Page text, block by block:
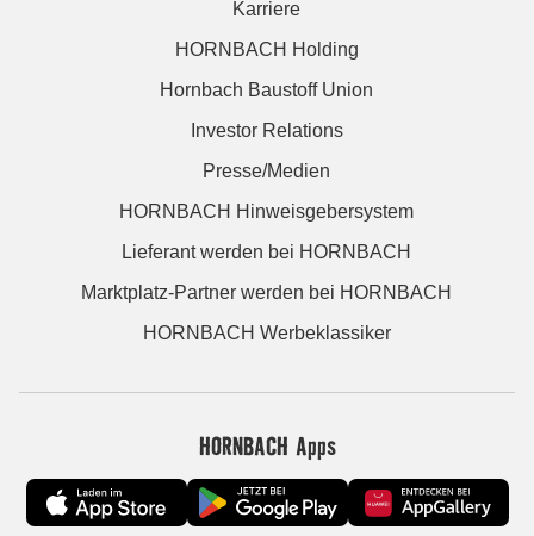
Karriere
HORNBACH Holding
Hornbach Baustoff Union
Investor Relations
Presse/Medien
HORNBACH Hinweisgebersystem
Lieferant werden bei HORNBACH
Marktplatz-Partner werden bei HORNBACH
HORNBACH Werbeklassiker
HORNBACH Apps